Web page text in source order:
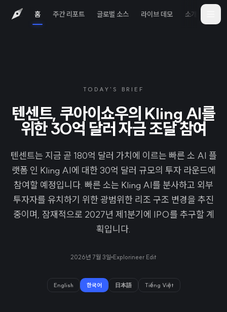
홈 주간 리포트 글로벌 소스 라이브 데모 소개
TODAY'S BRIEF
텐센트, 쿠아이쇼우의 Kling AI를
위한 30억 달러 자금 조달 참여
텐센트는 지금 곧 180억 달러 가치에 이르는 빠른 소 AI 플
랫폼 인 Kling AI에 대한 30억 달러 규모의 투자 라운드에
참여할 예정입니다. 빠른 소는 Kling AI를 분사하고 외부
투자자를 유치하기 위한 광범위한 리조 구조 변경을 추진
중이며, 잠재적으로 2027년 제1분기에 IPO를 추구할 계
획입니다.
2026년 7월 3일 Explorineer Edit
English 한국어 日本語 Tiếng Việt